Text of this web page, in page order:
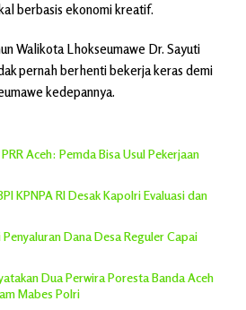
berbasis ekonomi kreatif.
Walikota Lhokseumawe Dr. Sayuti
pernah berhenti bekerja keras demi
kedepannya.
Aceh: Pemda Bisa Usul Pekerjaan
KPNPA RI Desak Kapolri Evaluasi dan
Dana Desa Reguler Capai
Dua Perwira Poresta Banda Aceh
Mabes Polri